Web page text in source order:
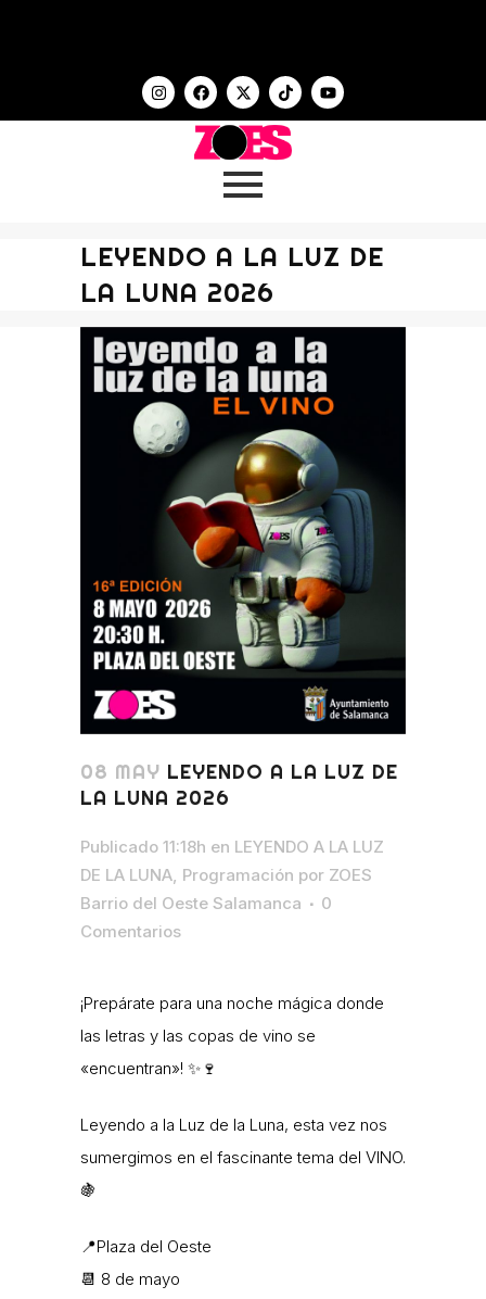
LEYENDO A LA LUZ DE
LA LUNA 2026
08 MAY LEYENDO A LA LUZ DE
LA LUNA 2026
Publicado 11:18h en LEYENDO A LA LUZ
DE LA LUNA Programación por ZOES
Barrio del Oeste Salamanca
0
Comentarios
¡Prepárate para una noche mágica donde
las letras y las copas de vino se
«encuentran»! ✨🍷
Leyendo a la Luz de la Luna, esta vez nos
sumergimos en el fascinante tema del VINO.
🍇
📍Plaza del Oeste
📆 8 de mayo